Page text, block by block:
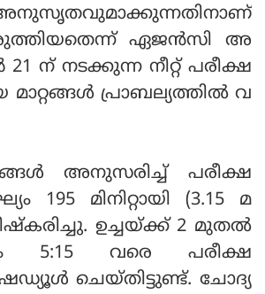
ഏജന്‍സി അ
ന് നടക്കുന്ന നീറ്റ് പരീക്ഷ
പ്രാബല്യത്തില്‍ വ
അനുസരിച്ച് പരീക്ഷ
195 മിനിറ്റായി (3.15 മ
ഉച്ചയ്ക്ക് 2 മുതല്‍
5:15 വരെ പരീക്ഷ
ചെയ്തിട്ടുണ്ട്. ചോദ്യ